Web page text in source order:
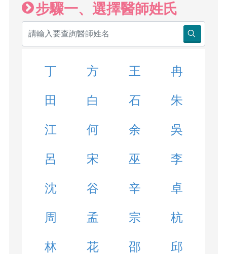
步驟一、選擇醫師姓氏
丁 方 王 冉
田 白 石 朱
江 何 余 吳
呂 宋 巫 李
沈 谷 辛 卓
周 孟 宗 杭
林 花 邵 邱